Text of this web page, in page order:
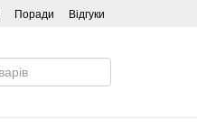
Поради Відгуки